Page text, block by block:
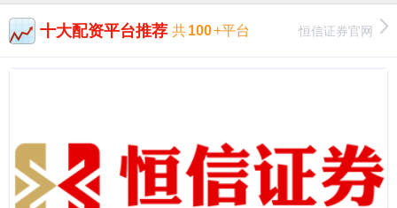
十大配资平台推荐 共100+平台 恒信证券官网